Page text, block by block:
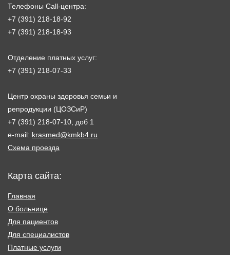
Телефоны Call-центра:
+7 (391) 218-18-92
+7 (391) 218-18-93
Отделение платных услуг:
+7 (391) 218-07-33
Центр охраны здоровья семьи и
репродукции (ЦОЗСиР)
+7 (391) 218-07-10, доб 1
e-mail: krasmed@kmkb4.ru
Схема проезда
Карта сайта:
Главная
О больнице
Для пациентов
Для специалистов
Платные услуги